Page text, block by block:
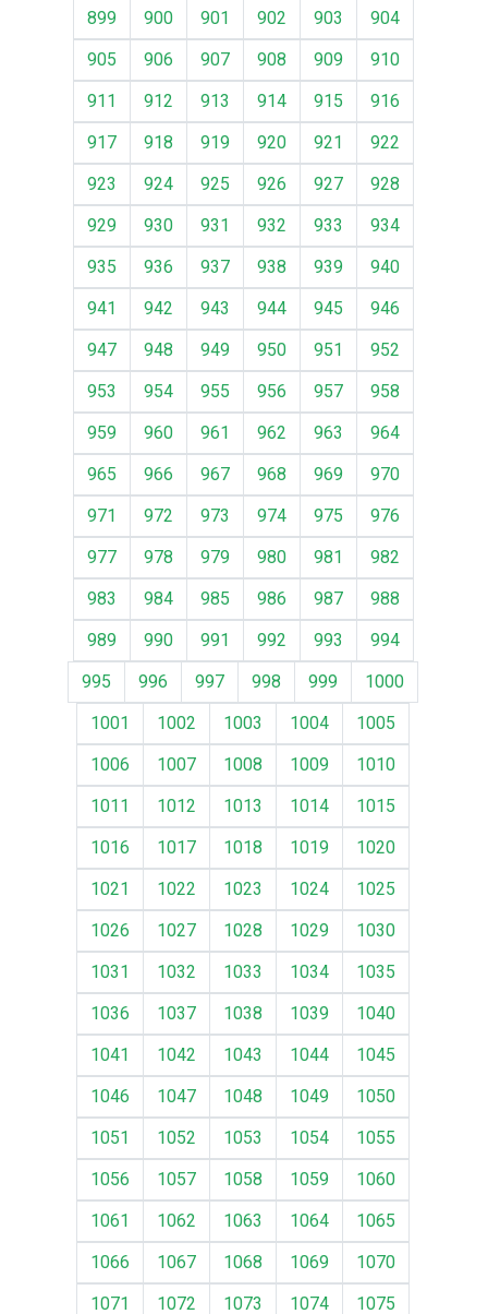
899
900 901 902 903
904
905
906 907 908 909
910
911
912 913 914 915
916
917
918 919 920 921
922
923
924 925 926 927
928
929
930 931 932 933
934
935
936 937 938 939
940
941
942 943 944 945
946
947
948 949 950 951
952
953
954 955 956 957
958
959
960 961 962 963
964
965
966 967 968 969
970
971
972 973 974 975
976
977
978 979 980 981
982
983
984 985 986 987
988
989
990 991 992 993
994
995
996 997 998 999
1000
1001
1002 1003 1004
1005
1006
1007 1008 1009
1010
1011
1012 1013 1014
1015
1016
1017 1018 1019
1020
1021
1022 1023 1024
1025
1026
1027 1028 1029
1030
1031
1032 1033 1034
1035
1036
1037 1038 1039
1040
1041
1042 1043 1044
1045
1046
1047 1048 1049
1050
1051
1052 1053 1054
1055
1056
1057 1058 1059
1060
1061
1062 1063 1064
1065
1066
1067 1068 1069
1070
1071
1072 1073 1074 1075